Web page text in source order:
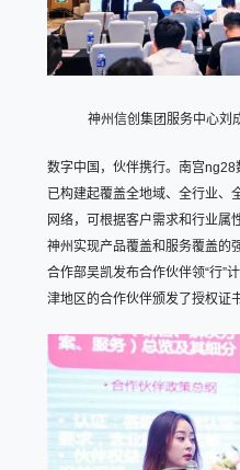
神州信创集团服务中心刘
数字中国，伙伴携行。南宫ng28
已构建起覆盖全地域、全行业、
网络，可根据客户需求和行业属
神州实现产品覆盖和服务覆盖的
合作部吴凯发布合作伙伴领“行”
津地区的合作伙伴颁发了授权证书